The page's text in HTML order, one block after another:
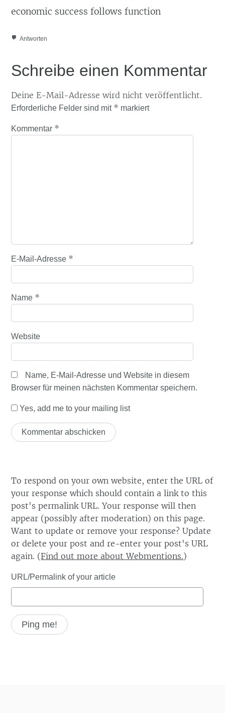
economic success follows function
Antworten
Schreibe einen Kommentar
Deine E-Mail-Adresse wird nicht veröffentlicht.
Erforderliche Felder sind mit * markiert
Kommentar *
E-Mail-Adresse *
Name *
Website
Name, E-Mail-Adresse und Website in diesem
Browser für meinen nächsten Kommentar speichern.
Yes, add me to your mailing list
To respond on your own website, enter the URL of
your response which should contain a link to this
post's permalink URL. Your response will then
appear (possibly after moderation) on this page.
Want to update or remove your response? Update
or delete your post and re-enter your post's URL
again. (Find out more about Webmentions.)
URL/Permalink of your article